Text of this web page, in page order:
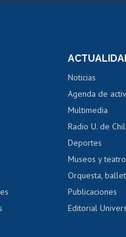
Portal de
Certificado
Certificado
Acoso
Noticias
Agenda de
Multimedia
Radio U. de
Deportes
Museos y
Orquesta,
Publicaciones
Editorial